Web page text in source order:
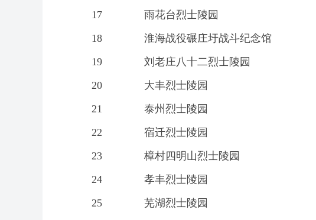
17
雨花台烈士陵园
18
淮海战役碾庄圩战斗纪念馆
19
刘老庄八十二烈士陵园
20
大丰烈士陵园
21
泰州烈士陵园
22
宿迁烈士陵园
23
樟村四明山烈士陵园
24
孝丰烈士陵园
25
芜湖烈士陵园